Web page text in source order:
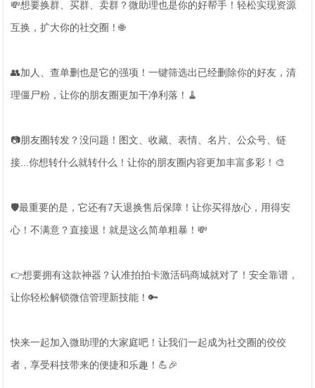
💸想要换群、买群、卖群？微助理也是你的好帮手！轻松实现资源
互换，扩大你的社交圈！🌐
👥加人、查单删也是它的强项！一键筛选出已经删除你的好友，清
理僵尸粉，让你的朋友圈更加干净利落！🧹
📷朋友圈转发？没问题！图文、收藏、表情、名片、公众号、链
接...你想转什么就转什么！让你的朋友圈内容更加丰富多彩！🎨
🛡️最重要的是，它还有7天退换售后保障！让你买得放心，用得安
心！不满意？直接退！就是这么简单粗暴！💸
👉想要拥有这款神器？认准拍拍卡激活码商城就对了！安全靠谱，
让你轻松解锁微信管理新技能！🔑
快来一起加入微助理的大家庭吧！让我们一起成为社交圈的佼佼
者，享受科技带来的便捷和乐趣！💪🎉